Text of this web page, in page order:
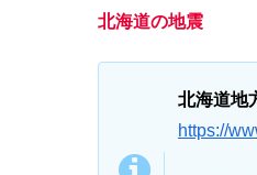
北海道の地震
北海道地
https://